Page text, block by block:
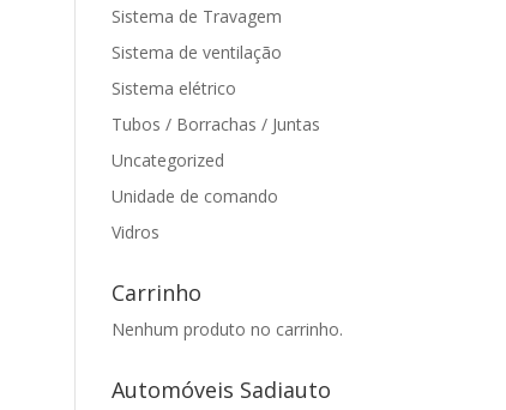
Sistema de Travagem
Sistema de ventilação
Sistema elétrico
Tubos / Borrachas / Juntas
Uncategorized
Unidade de comando
Vidros
Carrinho
Nenhum produto no carrinho.
Automóveis Sadiauto